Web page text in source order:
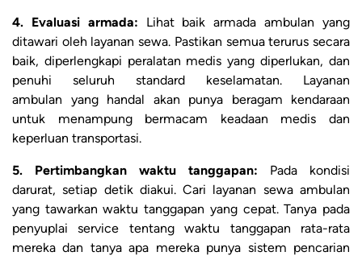
4. Evaluasi armada: Lihat baik armada ambulan yang
ditawari oleh layanan sewa. Pastikan semua terurus secara
baik, diperlengkapi peralatan medis yang diperlukan, dan
penuhi seluruh standard keselamatan. Layanan
ambulan yang handal akan punya beragam kendaraan
untuk menampung bermacam keadaan medis dan
keperluan transportasi.
5. Pertimbangkan waktu tanggapan: Pada kondisi
darurat, setiap detik diakui. Cari layanan sewa ambulan
yang tawarkan waktu tanggapan yang cepat. Tanya pada
penyuplai service tentang waktu tanggapan rata-rata
mereka dan tanya apa mereka punya sistem pencarian